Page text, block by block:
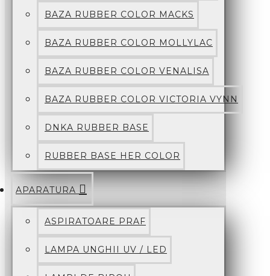
BAZA RUBBER COLOR MACKS
BAZA RUBBER COLOR MOLLYLAC
BAZA RUBBER COLOR VENALISA
BAZA RUBBER COLOR VICTORIA VYNN
DNKA RUBBER BASE
RUBBER BASE HER COLOR
APARATURA
ASPIRATOARE PRAF
LAMPA UNGHII UV / LED